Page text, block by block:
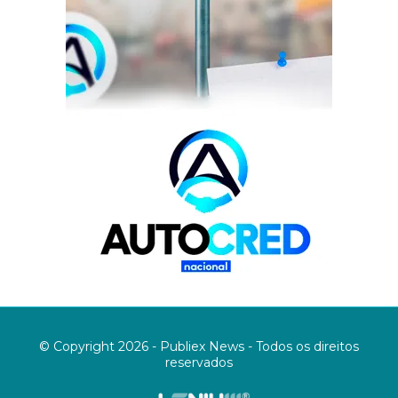
© Copyright 2026 - Publiex News - Todos os direitos
reservados